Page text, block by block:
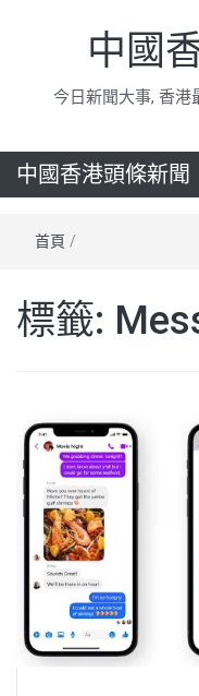
中國
今日新聞大事, 香港
中國香港頭條新聞
首頁 /
標籤: